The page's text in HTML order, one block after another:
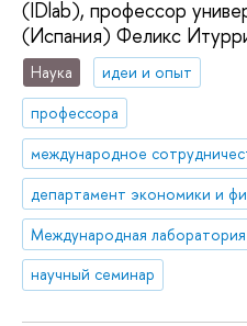
(IDlab), профессор
(Испания) Феликс
Наука
идеи и опыт
профессора
международное
департамент экономики и
научный семинар